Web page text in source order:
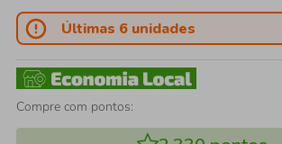
Últimas 6 unidades
Compre com pontos: